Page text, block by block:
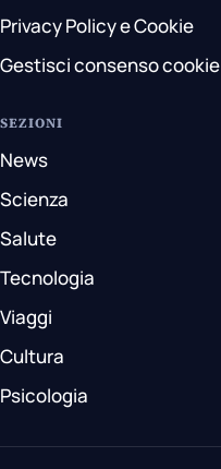
Privacy Policy e Cookie
Gestisci consenso cookie
SEZIONI
News
Scienza
Salute
Tecnologia
Viaggi
Cultura
Psicologia